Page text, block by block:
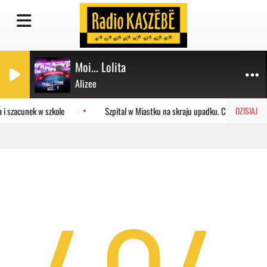
Moi... Lolita
Alizee
DZISIAJ
szacunek w szkole Szpital w Miastku na skraju upadku. Co czeka